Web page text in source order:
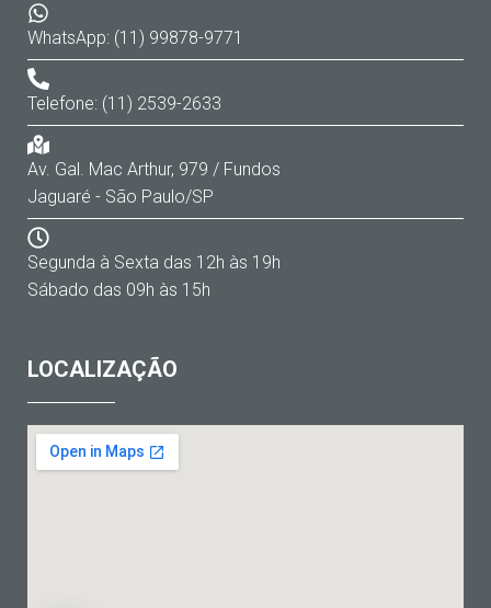
WhatsApp: (11) 99878-9771
Telefone: (11) 2539-2633
Av. Gal. Mac Arthur, 979 / Fundos
Jaguaré - São Paulo/SP
Segunda à Sexta das 12h às 19h
Sábado das 09h às 15h
LOCALIZAÇÃO